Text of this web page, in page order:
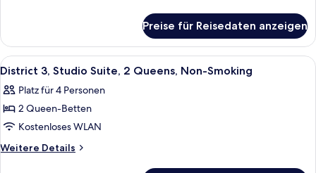
1 King-
Bett,
Nichtraucher
Preise für Reisedaten anzeigen
Alle
Fotos
für
District
3,
Studio
Ein Hotelzimmer mit zwei Betten,
4
District 3, Studio Suite, 2 Queens, Non-Smoking
Platz für 4 Personen
2 Queen-Betten
Kostenloses WLAN
Weitere Details
Weitere